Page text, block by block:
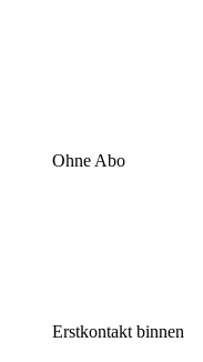
Ohne Abo
Erstkontakt binnen